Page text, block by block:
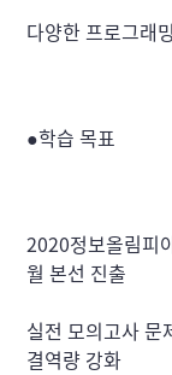
다양한 프로그래
●학습 목표
2020정보올림피
월 본선 진출
실전 모의고사 문
결역량 강화